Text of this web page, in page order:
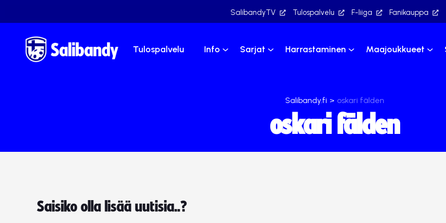
SalibandyTV Tulospalvelu F-liiga Fanikauppa
Tulospalvelu Info Sarjat Harrastaminen Maajoukkueet
Salibandy.fi > oskari fälden
oskari fälden
Saisiko olla lisää uutisia..?